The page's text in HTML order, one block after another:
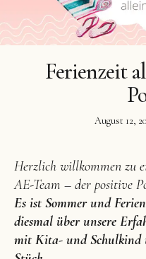
Ferienzeit
August 12,
Herzlich willkommen zu
AE-Team – der positive
Es ist Sommer und
diesmal über unsere
mit Kita- und Schulkind